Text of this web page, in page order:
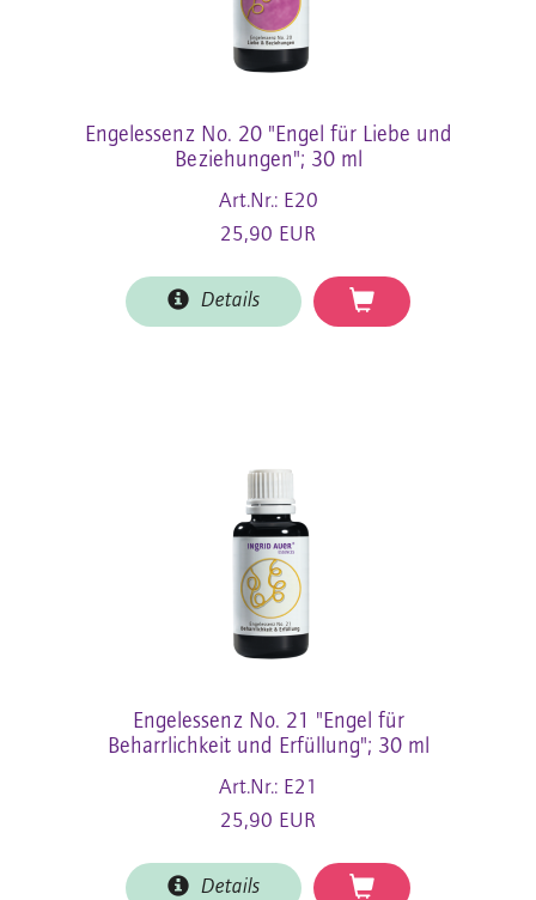
Engelessenz No. 20 "Engel für Liebe und
Beziehungen"; 30 ml
Art.Nr.: E20
25,90 EUR
Details
Engelessenz No. 21 "Engel für
Beharrlichkeit und Erfüllung"; 30 ml
Art.Nr.: E21
25,90 EUR
Details